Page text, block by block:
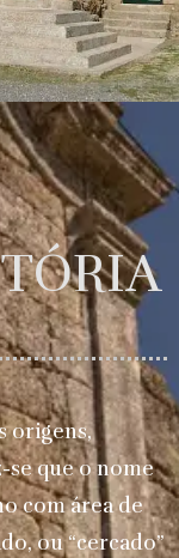
origens,
se que o nome
com área de
ou “cercado”